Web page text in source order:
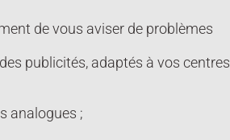
de vous aviser de problèmes
publicités, adaptés à vos centres
analogues ;